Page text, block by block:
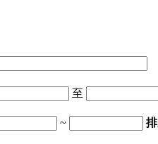
至
~